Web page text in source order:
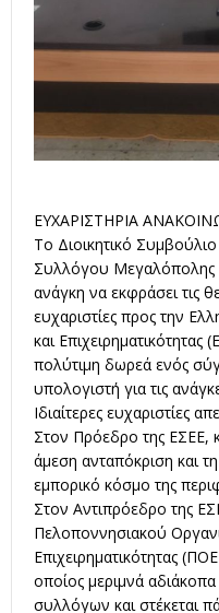
ΕΥΧΑΡΙΣΤΗΡΙΑ
Το Διοικητικό
Συλλόγου Μεγαλόπολης
ανάγκη να εκφράσει τις
ευχαριστίες προς την
και Επιχειρηματικότητας
πολύτιμη δωρεά ενός
υπολογιστή για τις
Ιδιαίτερες ευχαριστίες
Στον Πρόεδρο της ΕΣΕΕ,
άμεση ανταπόκριση και
εμπορικό κόσμο της
Στον Αντιπρόεδρο της
Πελοποννησιακού
Επιχειρηματικότητας
οποίος μεριμνά
συλλόγων και στέκεται